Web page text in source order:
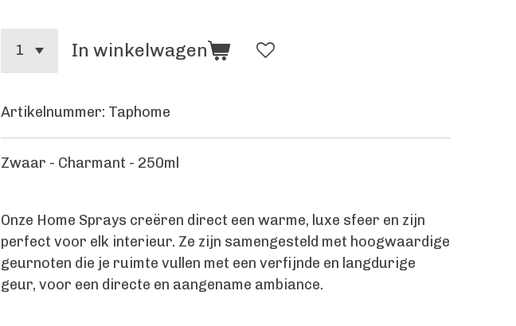
In winkelwagen
Artikelnummer: Taphome
Zwaar - Charmant - 250ml
Onze Home Sprays creëren direct een warme, luxe sfeer en zijn
perfect voor elk interieur. Ze zijn samengesteld met hoogwaardige
geurnoten die je ruimte vullen met een verfijnde en langdurige
geur, voor een directe en aangename ambiance.